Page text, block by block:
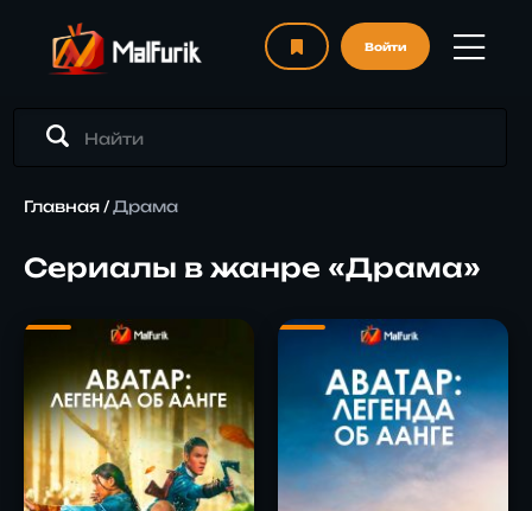
Войти
Главная/Драма
Сериалы в жанре «Драма»